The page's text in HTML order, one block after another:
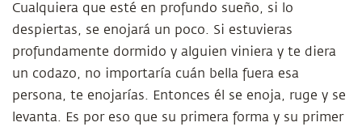
Cualquiera que esté en profundo sueño, si lo
despiertas, se enojará un poco. Si estuvieras
profundamente dormido y alguien viniera y te diera
un codazo, no importaría cuán bella fuera esa
persona, te enojarías. Entonces él se enoja, ruge y se
levanta. Es por eso que su primera forma y su primer